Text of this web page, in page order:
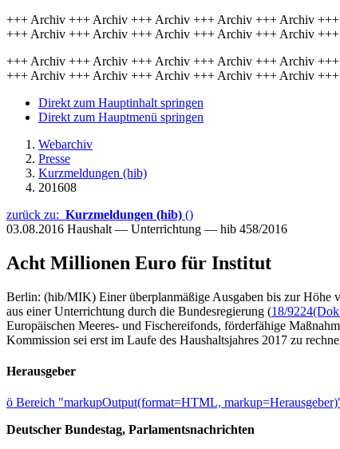
+++ Archiv +++ Archiv +++ Archiv +++ Archiv +++ Archiv
+++ Archiv +++ Archiv +++ Archiv +++ Archiv +++ Archiv
+++ Archiv +++ Archiv +++ Archiv +++ Archiv +++ Archiv
+++ Archiv +++ Archiv +++ Archiv +++ Archiv +++ Archiv
Direkt zum Hauptinhalt springen
Direkt zum Hauptmenü springen
Webarchiv
Presse
Kurzmeldungen (hib)
201608
zurück zu: Kurzmeldungen (hib) ()
03.08.2016 Haushalt — Unterrichtung — hib 458/2016
Acht Millionen Euro für Institut
Berlin: (hib/MIK) Einer überplanmäßige Ausgaben bis zur Höhe
aus einer Unterrichtung durch die Bundesregierung (18/9224
Europäischen Meeres- und Fischereifonds, förderfähige
Kommission sei erst im Laufe des Haushaltsjahres 2017 zu
Herausgeber
ö Bereich "markupOutput(format=HTML,
Deutscher Bundestag, Parlamentsnachrichten